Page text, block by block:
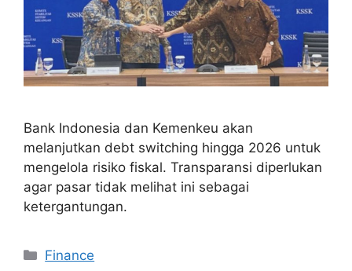
Bank Indonesia dan Kemenkeu akan
melanjutkan debt switching hingga 2026 untuk
mengelola risiko fiskal. Transparansi diperlukan
agar pasar tidak melihat ini sebagai
ketergantungan.
Categories
Finance